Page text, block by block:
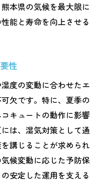
本県の気候を最大限に
能と寿命を向上させる
性
度の変動に合わせたエ
欠です。特に、夏季の
キュートの動作に影響
は、湿気対策として通
講じることが求められ
候変動に応じた予防保
安定した運用を支える